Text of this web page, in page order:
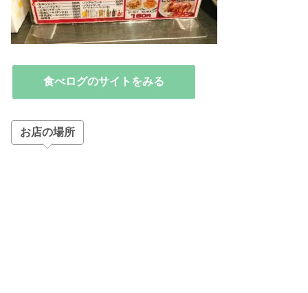
食べログのサイトをみる
お店の場所